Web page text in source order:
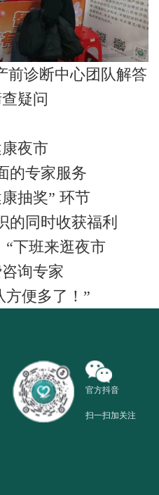
诊断中心团队解答
疑问
夜市
的专家服务
抽奖” 环节
的同时收获福利
下班来逛夜市
询专家
方便多了！”
官方抖音
扫一扫加关注